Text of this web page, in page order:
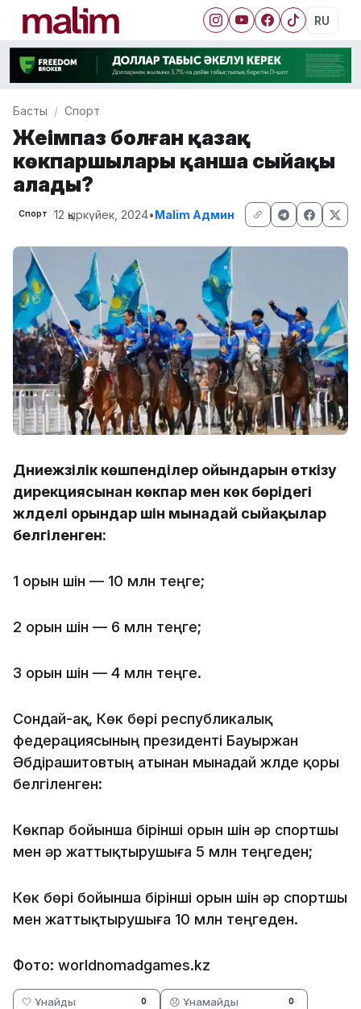
RU
Басты Спорт
Жеңімпаз болған қазақ
көкпаршылары қанша сыйақы
алады?
Спорт 12 қыркүйек, 2024•Malim Админ
Дүниежүзілік көшпенділер ойындарын өткізу
дирекциясынан көкпар мен көк бөрідегі
жүлделі орындар үшін мынадай сыйақылар
белгіленген:
1 орын үшін — 10 млн теңге;
2 орын үшін — 6 млн теңге;
3 орын үшін — 4 млн теңге.
Сондай-ақ, Көк бөрі республикалық
федерациясының президенті Бауыржан
Әбдірашитовтың атынан мынадай жүлде қоры
белгіленген:
Көкпар бойынша бірінші орын үшін әр спортшы
мен әр жаттықтырушыға 5 млн теңгеден;
Көк бөрі бойынша бірінші орын үшін әр спортшы
мен жаттықтырушыға 10 млн теңгеден.
Фото: worldnomadgames.kz
🤍 Ұнайды 0 😞 Ұнамайды 0